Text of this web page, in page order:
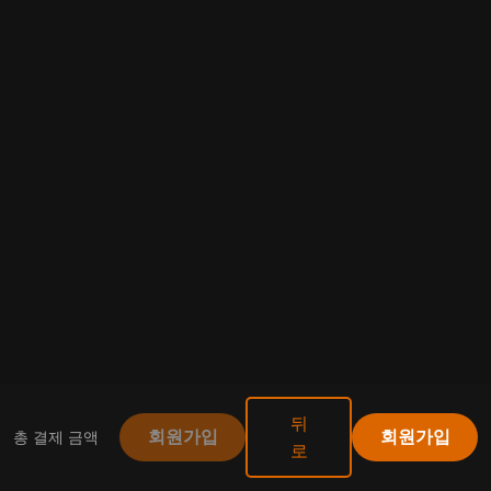
총 결제 금액 회원가입
뒤
로
회원가입